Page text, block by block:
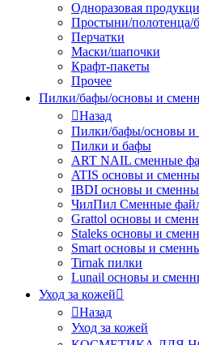
Одноразовая
Простыни/полотенца/
Перчатки
Маски/шапочки
Крафт-пакеты
Прочее
Пилки/бафы/основы и
Назад
Пилки/бафы/основы
Пилки и бафы
ART NAIL сменные
ATIS основы и
IBDI основы и
ЧилПил Сменные
Grattol основы и
Staleks основы и
Smart основы и
Tirnak пилки
Lunail основы и
Уход за кожей
Назад
Уход за кожей